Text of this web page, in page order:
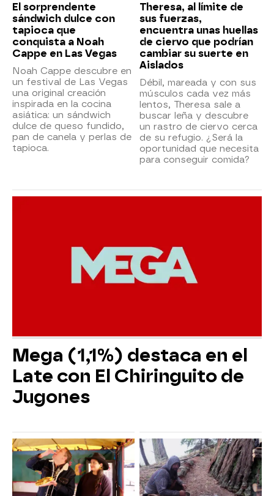
El sorprendente
sándwich dulce con
tapioca que
conquista a Noah
Cappe en Las Vegas
Noah Cappe descubre en
un festival de Las Vegas
una original creación
inspirada en la cocina
asiática: un sándwich
dulce de queso fundido,
pan de canela y perlas de
tapioca.
Theresa, al límite de
sus fuerzas,
encuentra unas huellas
de ciervo que podrían
cambiar su suerte en
Aislados
Débil, mareada y con sus
músculos cada vez más
lentos, Theresa sale a
buscar leña y descubre
un rastro de ciervo cerca
de su refugio. ¿Será la
oportunidad que necesita
para conseguir comida?
Mega (1,1%) destaca en el
Late con El Chiringuito de
Jugones